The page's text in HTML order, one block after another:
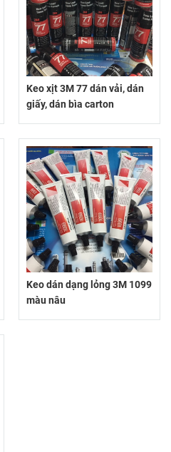
Keo xịt 3M 77 dán vải, dán
giấy, dán bìa carton
Keo dán dạng lỏng 3M 1099
màu nâu